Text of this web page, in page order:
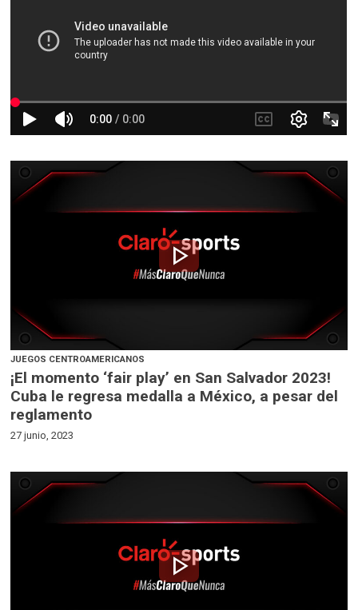
play_arrow
JUEGOS CENTROAMERICANOS
¡El momento ‘fair play’ en San Salvador 2023!
Cuba le regresa medalla a México, a pesar del
reglamento
27 junio, 2023
play_arrow